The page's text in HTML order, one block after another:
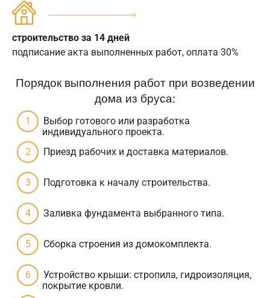
строительство за 14 дней
подписание акта выполненных работ, оплата 30%
Порядок выполнения работ при возведении
дома из бруса:
Выбор готового или разработка
индивидуального проекта.
Приезд рабочих и доставка материалов.
Подготовка к началу строительства.
Заливка фундамента выбранного типа.
Сборка строения из домокомплекта.
Устройство крыши: стропила, гидроизоляция,
покрытие кровли.